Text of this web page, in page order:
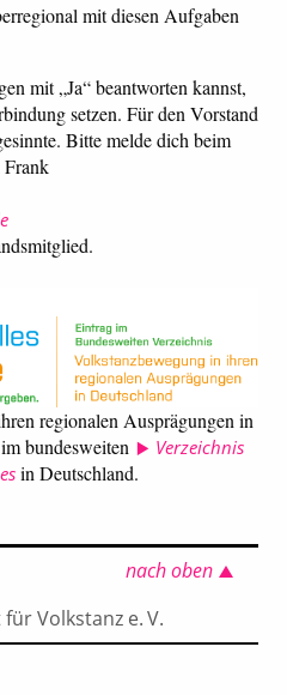
mit diesen Aufgaben
mit „Ja“ beantworten kannst,
setzen. Für den Vorstand
Bitte melde dich beim
regionalen Ausprägungen in
bundesweiten
Verzeichnis
in Deutschland.
nach oben
Volkstanz e. V.